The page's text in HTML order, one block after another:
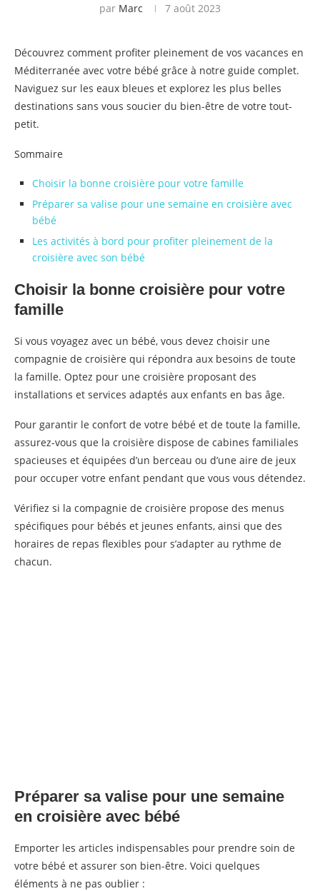
par Marc 7 août 2023
Découvrez comment profiter pleinement de vos vacances en
Méditerranée avec votre bébé grâce à notre guide complet.
Naviguez sur les eaux bleues et explorez les plus belles
destinations sans vous soucier du bien-être de votre tout-
petit.
Sommaire
Choisir la bonne croisière pour votre famille
Préparer sa valise pour une semaine en croisière avec
bébé
Les activités à bord pour profiter pleinement de la
croisière avec son bébé
Choisir la bonne croisière pour votre
famille
Si vous voyagez avec un bébé, vous devez choisir une
compagnie de croisière qui répondra aux besoins de toute
la famille. Optez pour une croisière proposant des
installations et services adaptés aux enfants en bas âge.
Pour garantir le confort de votre bébé et de toute la famille,
assurez-vous que la croisière dispose de cabines familiales
spacieuses et équipées d’un berceau ou d’une aire de jeux
pour occuper votre enfant pendant que vous vous détendez.
Vérifiez si la compagnie de croisière propose des menus
spécifiques pour bébés et jeunes enfants, ainsi que des
horaires de repas flexibles pour s’adapter au rythme de
chacun.
Préparer sa valise pour une semaine
en croisière avec bébé
Emporter les articles indispensables pour prendre soin de
votre bébé et assurer son bien-être. Voici quelques
éléments à ne pas oublier :